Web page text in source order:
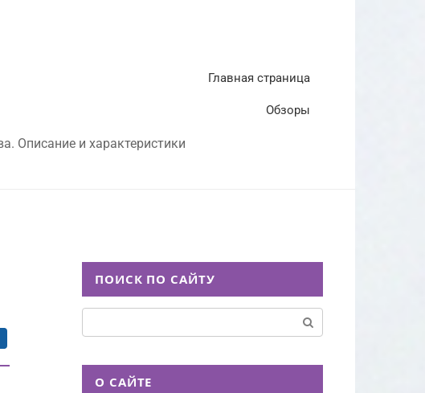
Описание и характеристики
Главная страница
Обзоры
ПОИСК ПО САЙТУ
О САЙТЕ